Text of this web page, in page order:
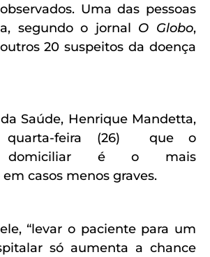
Uma das pessoas
segundo o jornal O Globo,
20 suspeitos da doença
Saúde, Henrique Mandetta,
quarta-feira (26) que o
domiciliar é o mais
casos menos graves.
“levar o paciente para um
só aumenta a chance